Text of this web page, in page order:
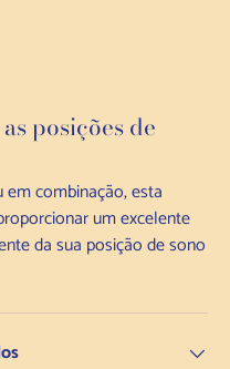
posições de
combinação, esta
um excelente
da sua posição de sono